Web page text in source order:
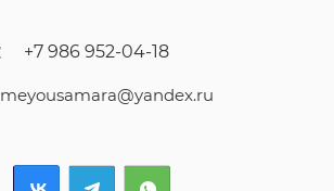
+7 986 952-04-18
meyousamara@yandex.ru